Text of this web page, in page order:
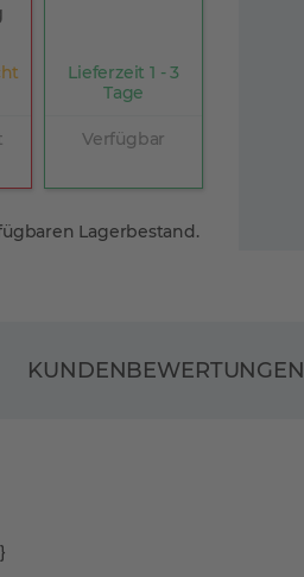
Lieferzeit 1 - 3
Tage
Verfügbar
Lagerbestand.
}
KUNDENBEWERTUNGEN